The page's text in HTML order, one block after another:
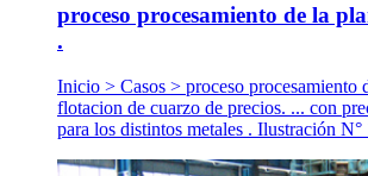
proceso procesamiento de la
.
Inicio > Casos > proceso procesamiento
flotacion de cuarzo de precios. ... con
para los distintos metales . Ilustración N°